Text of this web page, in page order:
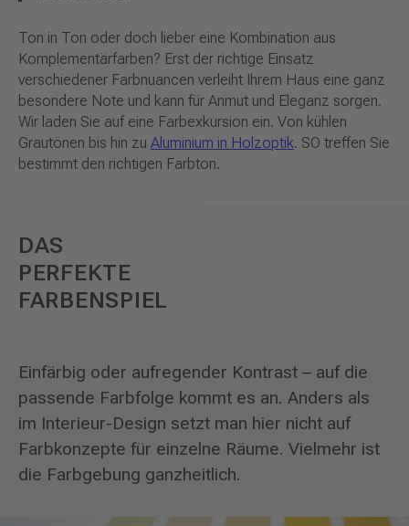
Ton in Ton oder doch lieber eine Kombination aus
Komplementärfarben? Erst der richtige Einsatz
verschiedener Farbnuancen verleiht Ihrem Haus eine ganz
besondere Note und kann für Anmut und Eleganz sorgen.
Wir laden Sie auf eine Farbexkursion ein. Von kühlen
Grautönen bis hin zu Aluminium in Holzoptik. SO treffen Sie
bestimmt den richtigen Farbton.
DAS
PERFEKTE
FARBENSPIEL
Einfärbig oder aufregender Kontrast – auf die
passende Farbfolge kommt es an. Anders als
im Interieur-Design setzt man hier nicht auf
Farbkonzepte für einzelne Räume. Vielmehr ist
die Farbgebung ganzheitlich.